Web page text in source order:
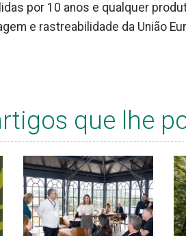
por 10 anos e qualquer
e rastreabilidade da União
que lhe